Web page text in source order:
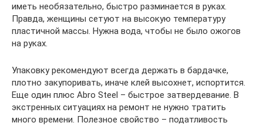
иметь необязательно, быстро разминается в руках.
Правда, женщины сетуют на высокую температуру
пластичной массы. Нужна вода, чтобы не было ожогов
на руках.
Упаковку рекомендуют всегда держать в бардачке,
плотно закупоривать, иначе клей высохнет, испортится.
Еще один плюс Abro Steel – быстрое затвердевание. В
экстренных ситуациях на ремонт не нужно тратить
много времени. Полезное свойство – податливость